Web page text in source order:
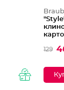
129